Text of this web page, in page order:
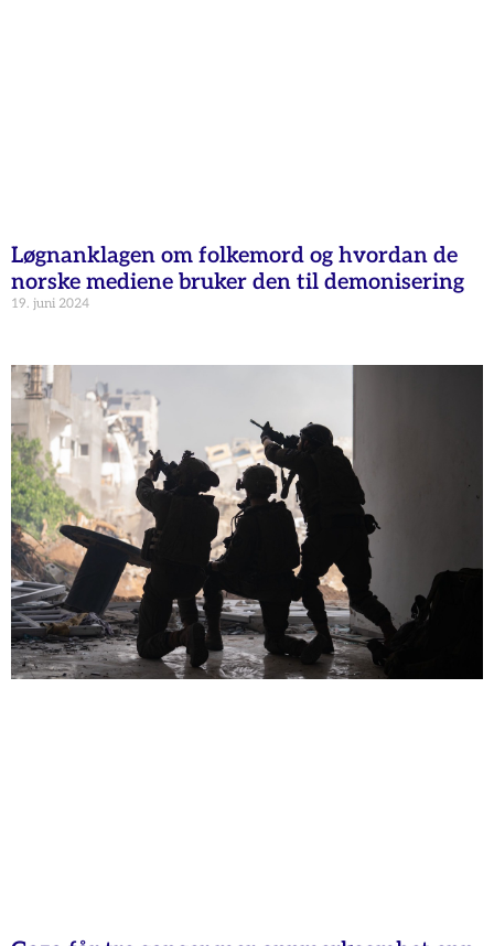
Løgnanklagen om folkemord og hvordan de
norske mediene bruker den til demonisering
19. juni 2024